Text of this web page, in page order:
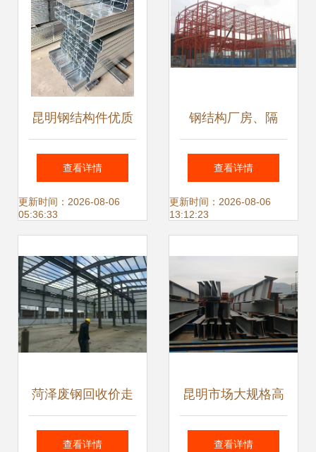
昆明钢结构件优质
生产厂家 C型钢、
楼承板、彩钢瓦价
查看详情
更新时间：2026-08-06
05:36:33
钢结构厂房、隔
墙、天桥、房屋安
装全解析
查看详情
更新时间：2026-08-06
13:12:23
菏泽废钢回收价走
高，钢结构件成“抢
查看详情
昆明市场大规格高
频焊H型钢定制 钢
查看详情